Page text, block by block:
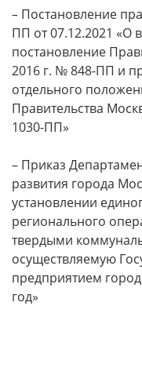
– Постановление
ПП от 07.12.2021 «О
постановление
2016 г. № 848-ПП и
отдельного
Правительства
1030-ПП»
– Приказ
развития города
установлении
регионального
твердыми
осуществляемую
предприятием
год»